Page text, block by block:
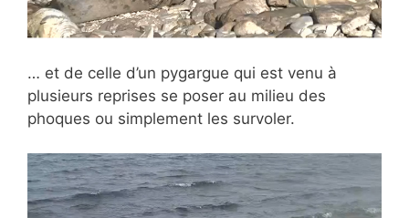
… et de celle d’un pygargue qui est venu à
plusieurs reprises se poser au milieu des
phoques ou simplement les survoler.